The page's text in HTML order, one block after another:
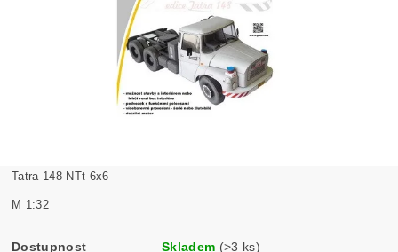
Tatra 148 NTt 6x6
M 1:32
Dostupnost Skladem (>3 ks)